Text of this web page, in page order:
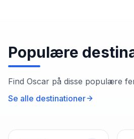
Populære
Find Oscar på disse populære
Se alle destinationer